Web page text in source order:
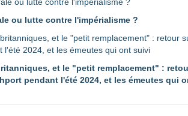
ou lutte contre l'impérialisme ?
et le "petit remplacement" :
pendant l'été 2024, et les émeutes qui